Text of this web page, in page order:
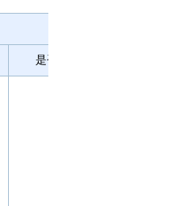
是否中小企业